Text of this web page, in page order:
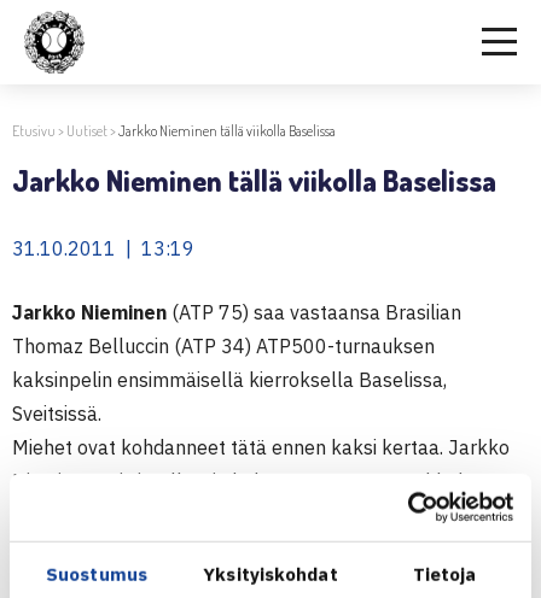
Suostumus Yksityiskohdat Tietoja
Etusivu > Uutiset>Jarkko Nieminen tällä viikolla Baselissa
Jarkko Nieminen tällä viikolla Baselissa
31.10.2011 | 13:19
Jarkko Nieminen (ATP 75) saa vastaansa Brasilian
Thomaz Belluccin (ATP 34) ATP500-turnauksen
kaksinpelin ensimmäisellä kierroksella Baselissa,
Sveitsissä.
Miehet ovat kohdanneet tätä ennen kaksi kertaa. Jarkko
Nieminen voitti Belluccin kolmessa erässä Stockholm
Openissa vuonna 2008 ja Bellucci Niemisen viime vuonna
Barcelonassa massalla kahdessa erässä.(RN)